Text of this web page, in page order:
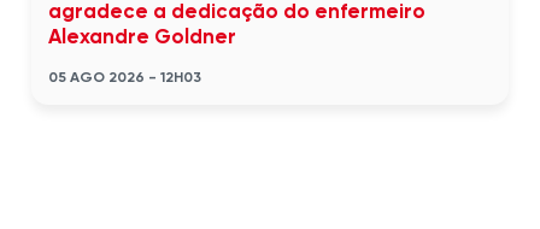
agradece a dedicação do enfermeiro
Alexandre Goldner
05 AGO 2026 - 12H03